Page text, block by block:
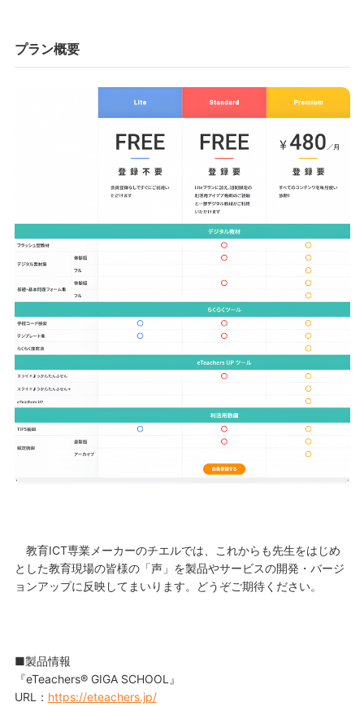
プラン概要
教育ICT専業メーカーのチエルでは、これからも先生をはじめ
とした教育現場の皆様の「声」を製品やサービスの開発・バージ
ョンアップに反映してまいります。どうぞご期待ください。
■製品情報
『eTeachers® GIGA SCHOOL』
URL： https://eteachers.jp/